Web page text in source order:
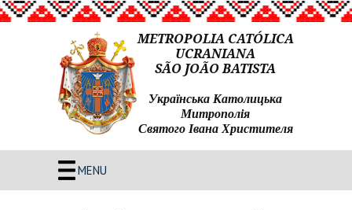
METROPOLIA CATÓLICA
UCRANIANA
SÃO JOÃO BATISTA
Українська Католицька
Митрополія
Святого Івана Христителя
MENU